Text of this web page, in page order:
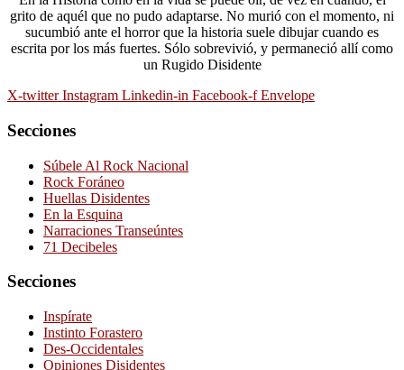
grito de aquél que no pudo adaptarse. No murió con el momento, ni
sucumbió ante el horror que la historia suele dibujar cuando es
escrita por los más fuertes. Sólo sobrevivió, y permaneció allí como
un Rugido Disidente
X-twitter Instagram Linkedin-in Facebook-f Envelope
Secciones
Súbele Al Rock Nacional
Rock Foráneo
Huellas Disidentes
En la Esquina
Narraciones Transeúntes
71 Decibeles
Secciones
Inspírate
Instinto Forastero
Des-Occidentales
Opiniones Disidentes